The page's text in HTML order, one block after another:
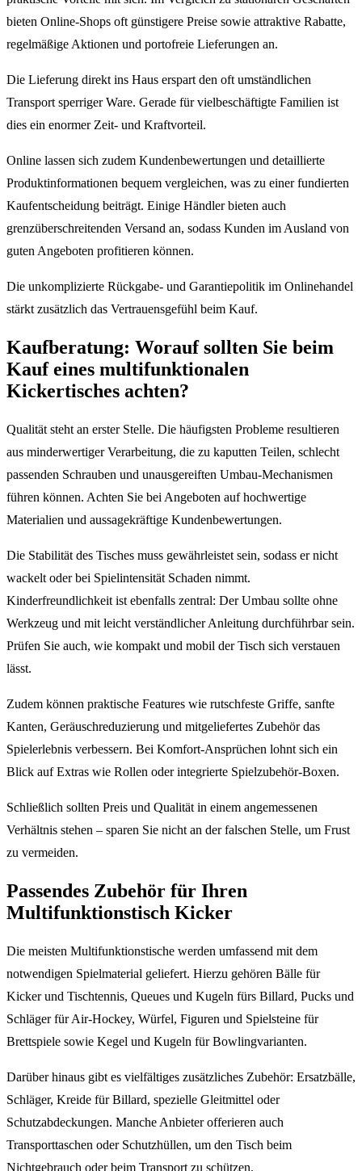
bieten Online-Shops oft günstigere Preise sowie attraktive Rabatte,
regelmäßige Aktionen und portofreie Lieferungen an.
Die Lieferung direkt ins Haus erspart den oft umständlichen
Transport sperriger Ware. Gerade für vielbeschäftigte Familien ist
dies ein enormer Zeit- und Kraftvorteil.
Online lassen sich zudem Kundenbewertungen und detaillierte
Produktinformationen bequem vergleichen, was zu einer fundierten
Kaufentscheidung beiträgt. Einige Händler bieten auch
grenzüberschreitenden Versand an, sodass Kunden im Ausland von
guten Angeboten profitieren können.
Die unkomplizierte Rückgabe- und Garantiepolitik im Onlinehandel
stärkt zusätzlich das Vertrauensgefühl beim Kauf.
Kaufberatung: Worauf sollten Sie beim
Kauf eines multifunktionalen
Kickertisches achten?
Qualität steht an erster Stelle. Die häufigsten Probleme resultieren
aus minderwertiger Verarbeitung, die zu kaputten Teilen, schlecht
passenden Schrauben und unausgereiften Umbau-Mechanismen
führen können. Achten Sie bei Angeboten auf hochwertige
Materialien und aussagekräftige Kundenbewertungen.
Die Stabilität des Tisches muss gewährleistet sein, sodass er nicht
wackelt oder bei Spielintensität Schaden nimmt.
Kinderfreundlichkeit ist ebenfalls zentral: Der Umbau sollte ohne
Werkzeug und mit leicht verständlicher Anleitung durchführbar sein.
Prüfen Sie auch, wie kompakt und mobil der Tisch sich verstauen
lässt.
Zudem können praktische Features wie rutschfeste Griffe, sanfte
Kanten, Geräuschreduzierung und mitgeliefertes Zubehör das
Spielerlebnis verbessern. Bei Komfort-Ansprüchen lohnt sich ein
Blick auf Extras wie Rollen oder integrierte Spielzubehör-Boxen.
Schließlich sollten Preis und Qualität in einem angemessenen
Verhältnis stehen – sparen Sie nicht an der falschen Stelle, um Frust
zu vermeiden.
Passendes Zubehör für Ihren
Multifunktionstisch Kicker
Die meisten Multifunktionstische werden umfassend mit dem
notwendigen Spielmaterial geliefert. Hierzu gehören Bälle für
Kicker und Tischtennis, Queues und Kugeln fürs Billard, Pucks und
Schläger für Air-Hockey, Würfel, Figuren und Spielsteine für
Brettspiele sowie Kegel und Kugeln für Bowlingvarianten.
Darüber hinaus gibt es vielfältiges zusätzliches Zubehör: Ersatzbälle,
Schläger, Kreide für Billard, spezielle Gleitmittel oder
Schutzabdeckungen. Manche Anbieter offerieren auch
Transporttaschen oder Schutzhüllen, um den Tisch beim
Nichtgebrauch oder beim Transport zu schützen.